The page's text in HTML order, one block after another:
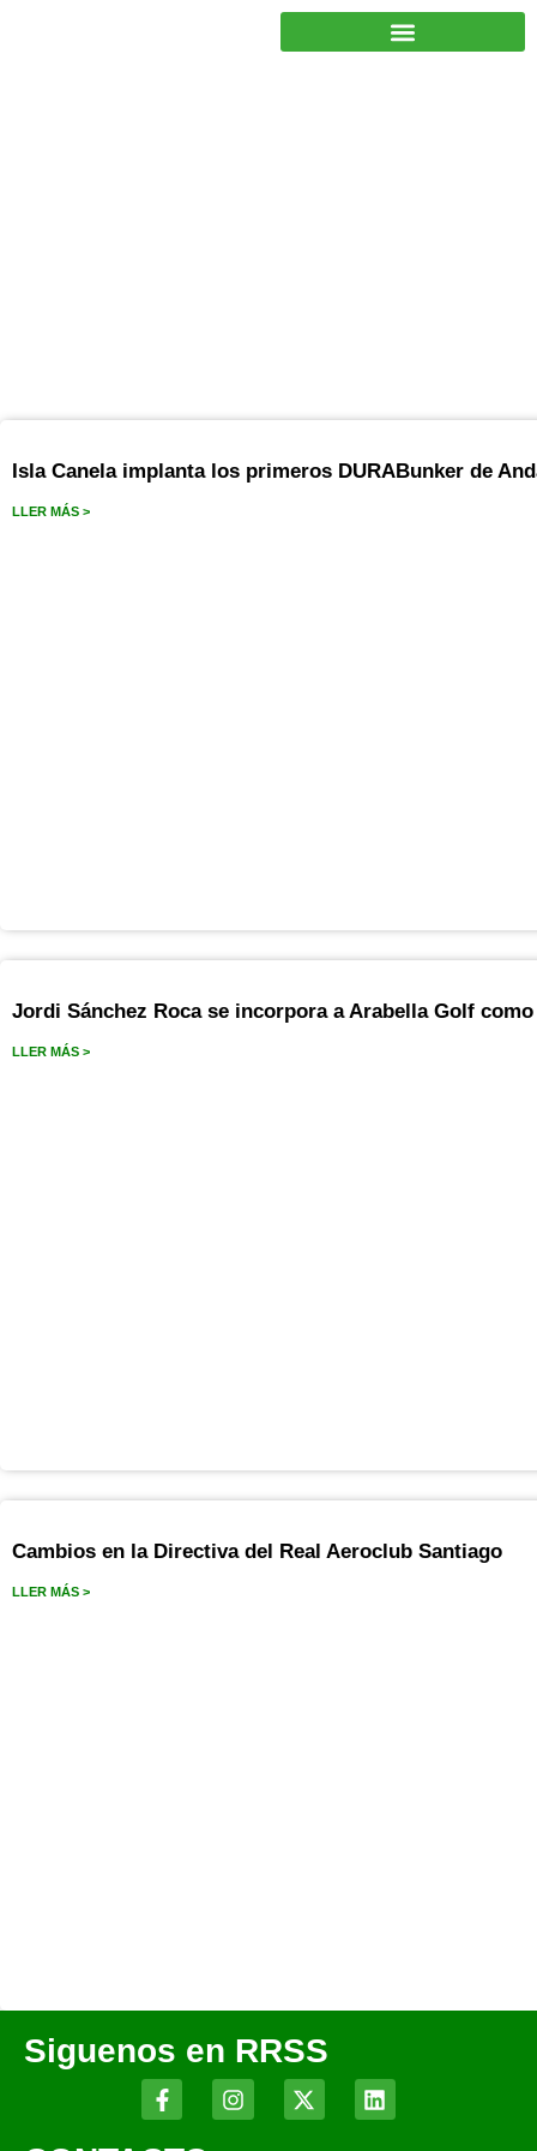
Isla Canela implanta los primeros DURABunker de
LLER MÁS >
Jordi Sánchez Roca se incorpora a Arabella Golf
LLER MÁS >
Cambios en la Directiva del Real Aeroclub Santiago
LLER MÁS >
Siguenos en RRSS